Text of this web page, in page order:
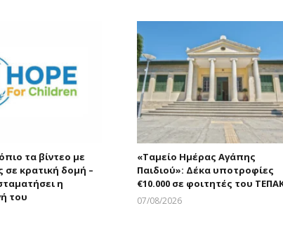
τα βίντεο με
σε κρατική δομή –
η
του
«Ταμείο Ημέρας Αγάπης
Παιδιού»: Δέκα υποτροφίες
€10.000 σε φοιτητές του
07/08/2026